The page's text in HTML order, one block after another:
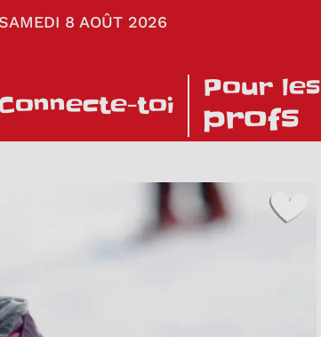
8 AOÛT 2026
toi
Pour les
profs